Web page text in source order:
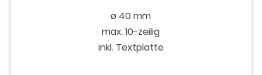
ø 40 mm
max. 10-zeilig
inkl. Textplatte